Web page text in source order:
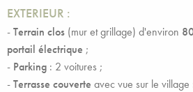
EXTERIEUR :
-Terrain clos (mur et grillage) d'environ
portail électrique ;
- Parking : 2 voitures ;
-Terrasse couverte avec vue sur le